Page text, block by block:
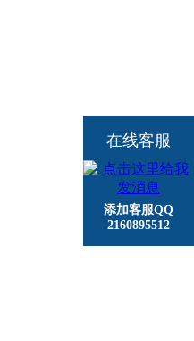
在线客服
添加客服QQ
2160895512